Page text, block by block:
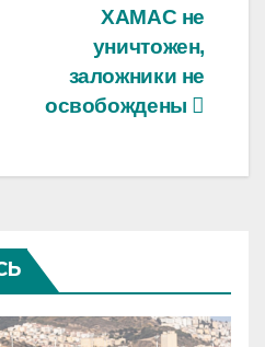
ХАМАС не
уничтожен,
заложники не
освобождены